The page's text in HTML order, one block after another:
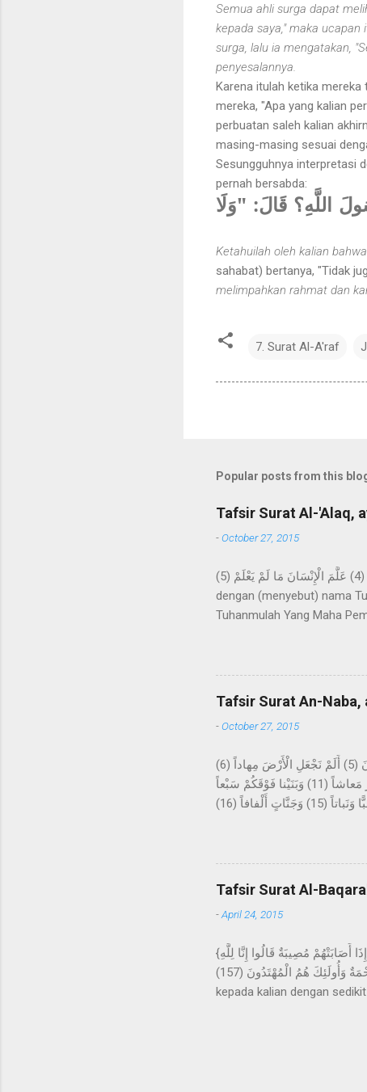
Semua ahli surga dapat
kepada saya," maka
surga, lalu ia mengatakan,
penyesalannya.
Karena itulah ketika
mereka, "Apa yang kalian
perbuatan saleh kalian
masing-masing sesuai
Sesungguhnya interpretasi
pernah bersabda:
اللَّهِ؟ قَالَ: "وَلَا
Ketahuilah oleh kalian
sahabat) bertanya, "Tidak
melimpahkan rahmat dan
7. Surat Al-A'raf
Popular posts from this
Tafsir Surat Al-'Alaq,
-October 27, 2015
اقْرَأْ بِاسْمِ رَبِّكَ الَّذِي خَلَقَ (1) خَلَقَ الْإِنْسَانَ مِنْ عَلَقٍ (2) اقْرَأْ وَرَبُّكَ الْأَكْرَمُ (3) الَّذِي عَلَّمَ بِالْقَلَمِ (4) عَلَّمَ الْإِنْسَانَ مَا لَمْ يَعْلَمْ (5) Bacalah
dengan (menyebut) nama
Tuhanmulah Yang Maha
kepada kami Ma'mar, dari
kepada Rasulullah Saw.
datangnya mimpi itu
Hira, lalu melakukan
Tafsir Surat An-Naba,
-October 27, 2015
عَمَّ يَتَساءَلُونَ (1) عَنِ النَّبَإِ الْعَظِيمِ (2) الَّذِي هُمْ فِيهِ مُخْتَلِفُونَ (3) كَلاَّ سَيَعْلَمُونَ (4) ثُمَّ كَلاَّ سَيَعْلَمُونَ (5) أَلَمْ نَجْعَلِ الْأَرْضَ مِهاداً (6)
وَالْجِبالَ أَوْتاداً (7) وَخَلَقْناكُمْ أَزْواجاً (8) وَجَعَلْنا نَوْمَكُمْ سُباتاً (9) وَجَعَلْنَا اللَّيْلَ لِباساً (10) وَجَعَلْنَا النَّهارَ مَعاشاً (11) وَبَنَيْنا فَوْقَكُمْ سَبْعاً
شِداداً (12) وَجَعَلْنا سِراجاً وَهَّاجاً (13) وَأَنْزَلْنا مِنَ الْمُعْصِراتِ مَاءً ثَجَّاجاً (14) لِنُخْرِجَ بِهِ حَبًّا وَنَباتاً (15) وَجَنَّاتٍ أَلْفافاً (16) Tentang apakah
akan mengetahui,
sebagai hamparan? Dan
tidur kalian untuk istirahat,
Tafsir Surat Al-
-April 24, 2015
{وَلَنَبْلُوَنَّكُمْ بِشَيْءٍ مِنَ الْخَوْفِ وَالْجُوعِ وَنَقْصٍ مِنَ الأمْوَالِ وَالأنْفُسِ وَالثَّمَرَاتِ وَبَشِّرِ الصَّابِرِينَ (155) الَّذِينَ إِذَا أَصَابَتْهُمْ مُصِيبَةٌ قَالُوا إِنَّا لِلَّهِ
وَإِنَّا إِلَيْهِ رَاجِعُونَ (156) أُولَئِكَ عَلَيْهِمْ صَلَوَاتٌ مِنْ رَبِّهِمْ وَرَحْمَةٌ وَأُولَئِكَ هُمُ الْمُهْتَدُونَ (157) } Dan sungguh akan Kami berikan cobaan
kepada kalian dengan
wainna ilaihi raji'un."